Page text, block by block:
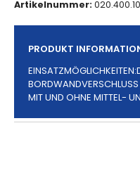
Artikelnummer:
PRODUKT
BORDWANDVERSCHLUSS
MIT UND OHNE MITTEL-